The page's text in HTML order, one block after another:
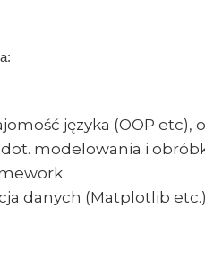
języka (OOP etc),
modelowania i
danych (Matplotlib